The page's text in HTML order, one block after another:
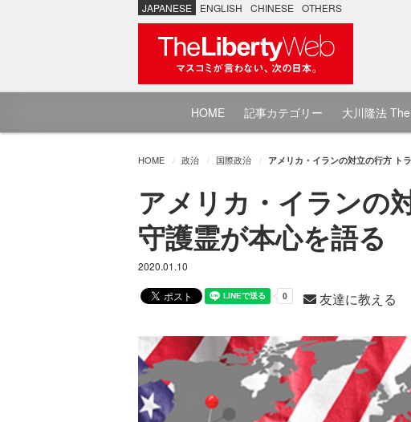
JAPANESE ENGLISH CHINESE OTHERS
HOME 記事カテゴリー 大川隆法
HOME 政治 国際政治 アメリカ・イランの対立の行方 ト
アメリカ・イランの
守護霊が本心を語る
2020.01.10
友達に教える